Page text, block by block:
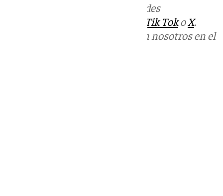
en las redes
Tik TokoX.
Puedes ponerte en contacto con nosotros en el